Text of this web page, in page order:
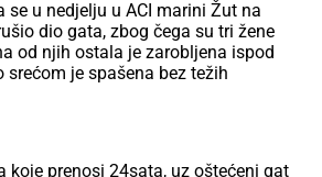
se u nedjelju u ACI marini Žut na
dio gata, zbog čega su tri žene
od njih ostala je zarobljena ispod
srećom je spašena bez težih
koje prenosi 24sata, uz oštećeni gat